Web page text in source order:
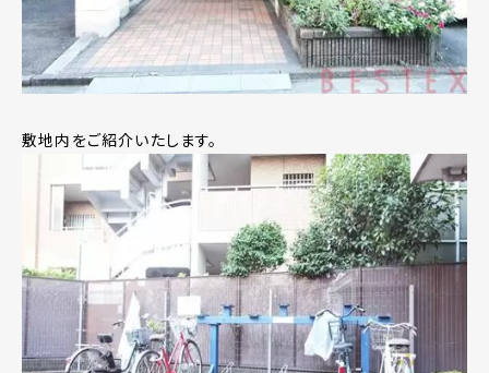
敷地内をご紹介いたします。